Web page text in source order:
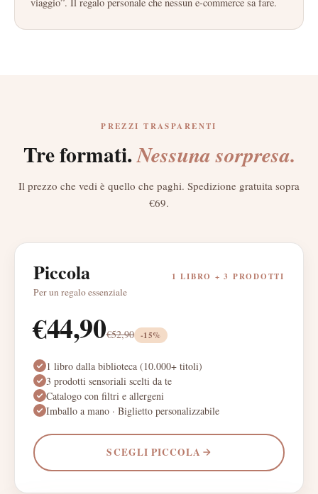
PREZZI TRASPARENTI
Tre formati.Nessuna sorpresa.
Il prezzo che vedi è quello che paghi. Spedizione gratuita sopra
€69.
Piccola 1 LIBRO +3 PRODOTTI
Per un regalo essenziale
€44,90€52,90 -15%
1 libro dalla biblioteca (10.000+ titoli)
3 prodotti sensoriali scelti da te
Catalogo con filtri e allergeni
Imballo a mano · Biglietto personalizzabile
SCEGLI PICCOLA